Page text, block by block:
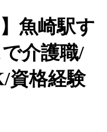
魚崎駅す
介護職/
資格経験